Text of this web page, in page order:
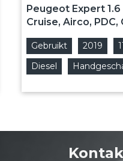
Peugeot Expert 1.6
Cruise, Airco,
Gebruikt 2019
Diesel